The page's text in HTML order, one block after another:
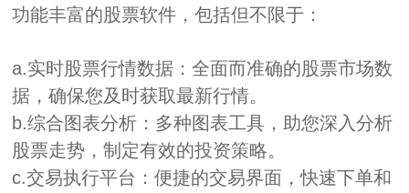
功能丰富的股票软件，包括但不限于：
a.实时股票行情数据：全面而准确的股票市场数
据，确保您及时获取最新行情。
b.综合图表分析：多种图表工具，助您深入分析
股票走势，制定有效的投资策略。
c.交易执行平台：便捷的交易界面，快速下单和